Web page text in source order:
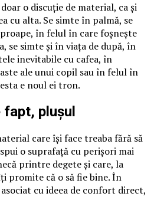
o discuție de material, ca și
cu alta. Se simte în palmă, se
în felul în care foșnește
se simte și în viața de după, în
inevitabile cu cafea, în
ale unui copil sau în felul în
e noul ei tron.
plușul
care își face treaba fără să
o suprafață cu perișori mai
printre degete și care, la
promite că o să fie bine. În
cu ideea de confort direct,